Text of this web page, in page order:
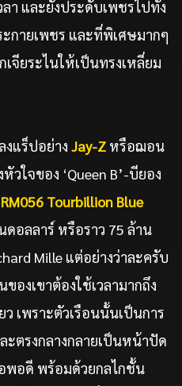
า และยังประดับเพชรไปทั้ง
กายเพชร และที่พิเศษมากๆ
จียระไนให้เป็นทรงเหลี่ยม
แร็ปอย่าง Jay-Z หรือฌอน
วใจของ ‘Queen B’-บียอง
Tourbillion Blue
ดอลลาร์ หรือราว 75 ล้าน
Mille แต่อย่างว่าละครับ
องเขาต้องใช้เวลามากถึง
เพราะตัวเรือนนั้นเป็นการ
ตรงกลางกลายเป็นหน้าปัด
พอดี พร้อมด้วยกลไกชั้น